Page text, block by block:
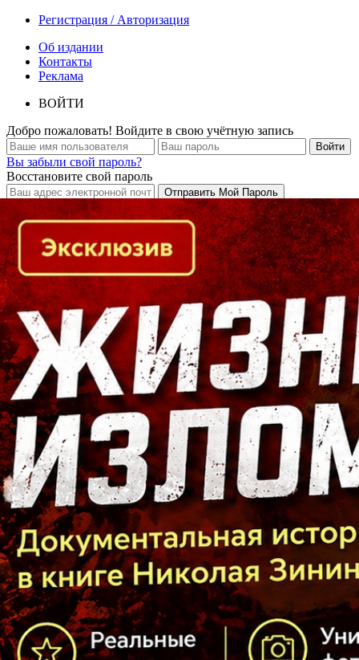
Регистрация / Авторизация
Об издании
Контакты
Реклама
ВОЙТИ
Добро пожаловать! Войдите в свою учётную запись
Вы забыли свой пароль?
Восстановите свой пароль
Кто есть кто в Байкальском регионе